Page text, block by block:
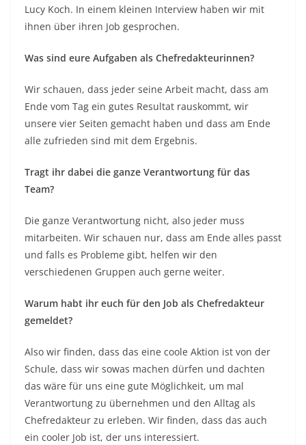
Lucy Koch. In einem kleinen Interview haben wir mit
ihnen über ihren Job gesprochen.
Was sind eure Aufgaben als Chefredakteurinnen?
Wir schauen, dass jeder seine Arbeit macht, dass am
Ende vom Tag ein gutes Resultat rauskommt, wir
unsere vier Seiten gemacht haben und dass am Ende
alle zufrieden sind mit dem Ergebnis.
Tragt ihr dabei die ganze Verantwortung für das
Team?
Die ganze Verantwortung nicht, also jeder muss
mitarbeiten. Wir schauen nur, dass am Ende alles passt
und falls es Probleme gibt, helfen wir den
verschiedenen Gruppen auch gerne weiter.
Warum habt ihr euch für den Job als Chefredakteur
gemeldet?
Also wir finden, dass das eine coole Aktion ist von der
Schule, dass wir sowas machen dürfen und dachten
das wäre für uns eine gute Möglichkeit, um mal
Verantwortung zu übernehmen und den Alltag als
Chefredakteur zu erleben. Wir finden, dass das auch
ein cooler Job ist, der uns interessiert.